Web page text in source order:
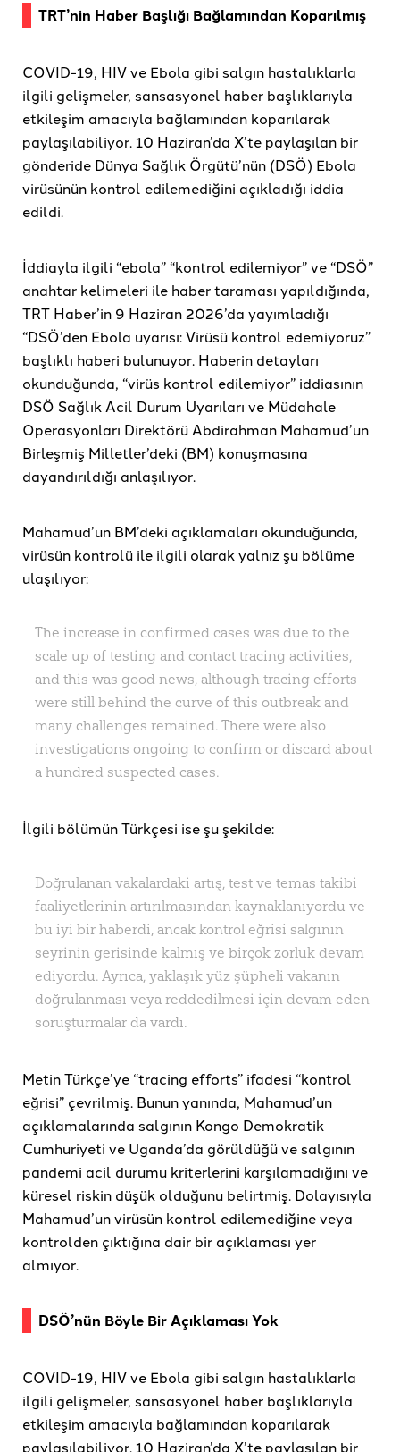
TRT’nin Haber Başlığı Bağlamından Koparılmış
COVID-19, HIV ve Ebola gibi salgın hastalıklarla
ilgili gelişmeler, sansasyonel haber başlıklarıyla
etkileşim amacıyla bağlamından koparılarak
paylaşılabiliyor. 10 Haziran’da X’te paylaşılan bir
gönderide Dünya Sağlık Örgütü’nün (DSÖ) Ebola
virüsünün kontrol edilemediğini açıkladığı iddia
edildi.
İddiayla ilgili “ebola” “kontrol edilemiyor” ve “DSÖ”
anahtar kelimeleri ile haber taraması yapıldığında,
TRT Haber’in 9 Haziran 2026’da yayımladığı
“DSÖ’den Ebola uyarısı: Virüsü kontrol edemiyoruz”
başlıklı haberi bulunuyor. Haberin detayları
okunduğunda, “virüs kontrol edilemiyor” iddiasının
DSÖ Sağlık Acil Durum Uyarıları ve Müdahale
Operasyonları Direktörü Abdirahman Mahamud’un
Birleşmiş Milletler’deki (BM) konuşmasına
dayandırıldığı anlaşılıyor.
Mahamud’un BM’deki açıklamaları okunduğunda,
virüsün kontrolü ile ilgili olarak yalnız şu bölüme
ulaşılıyor:
The increase in confirmed cases was due to the
scale up of testing and contact tracing activities,
and this was good news, although tracing efforts
were still behind the curve of this outbreak and
many challenges remained. There were also
investigations ongoing to confirm or discard about
a hundred suspected cases.
İlgili bölümün Türkçesi ise şu şekilde:
Doğrulanan vakalardaki artış, test ve temas takibi
faaliyetlerinin artırılmasından kaynaklanıyordu ve
bu iyi bir haberdi, ancak kontrol eğrisi salgının
seyrinin gerisinde kalmış ve birçok zorluk devam
ediyordu. Ayrıca, yaklaşık yüz şüpheli vakanın
doğrulanması veya reddedilmesi için devam eden
soruşturmalar da vardı.
Metin Türkçe’ye “tracing efforts” ifadesi “kontrol
eğrisi” çevrilmiş. Bunun yanında, Mahamud’un
açıklamalarında salgının Kongo Demokratik
Cumhuriyeti ve Uganda’da görüldüğü ve salgının
pandemi acil durumu kriterlerini karşılamadığını ve
küresel riskin düşük olduğunu belirtmiş. Dolayısıyla
Mahamud’un virüsün kontrol edilemediğine veya
kontrolden çıktığına dair bir açıklaması yer
almıyor.
DSÖ’nün Böyle Bir Açıklaması Yok
COVID-19, HIV ve Ebola gibi salgın hastalıklarla
ilgili gelişmeler, sansasyonel haber başlıklarıyla
etkileşim amacıyla bağlamından koparılarak
paylaşılabiliyor. 10 Haziran’da X’te paylaşılan bir